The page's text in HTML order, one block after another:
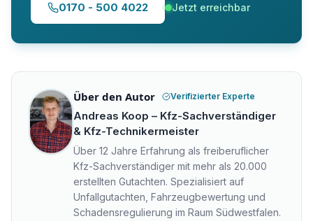
0170 - 500 4022 Jetzt erreichbar
Über den Autor Verifizierter Experte
Andreas Koop – Kfz-Sachverständiger
& Kfz-Technikermeister
Über 12 Jahre Erfahrung als freiberuflicher
Kfz-Sachverständiger mit mehr als 20.000
erstellten Gutachten. Spezialisiert auf
Unfallgutachten, Fahrzeugbewertung und
Schadensregulierung im Raum Südwestfalen.